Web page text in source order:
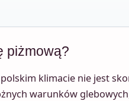
piżmową?
klimacie nie jest
warunków